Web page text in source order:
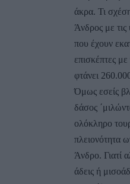
άκρα. Τι
Άνδρος με
που έχουν
επισκέπτες
φτάνει
Όμως εσείς
δάσος
ολόκληρο
πλειονότητα
Άνδρο. Γιατί
άδεις ή